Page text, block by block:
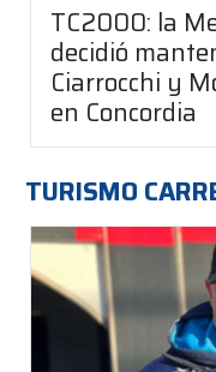
TC2000: la
decidió
Ciarrocchi y
en Concordia
TURISMO